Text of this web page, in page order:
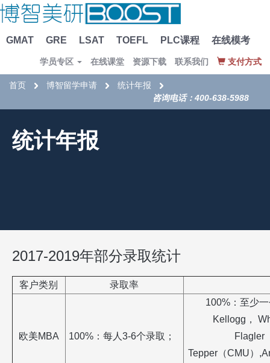
GMAT GRE LSAT TOEFL PLC课程 在线模考
学员专区 在线课堂 资源下载 联系我们 支付方式
首页 博智留学申请
统计年报
咨询电话：400-638-5988
统计年报
2017-2019年部分录取统计
客户类别 录取率
欧美MBA 100% ：每人3-6个录取；
100% ：至少
Kellogg ，
Flagler
Tepper （CMU）